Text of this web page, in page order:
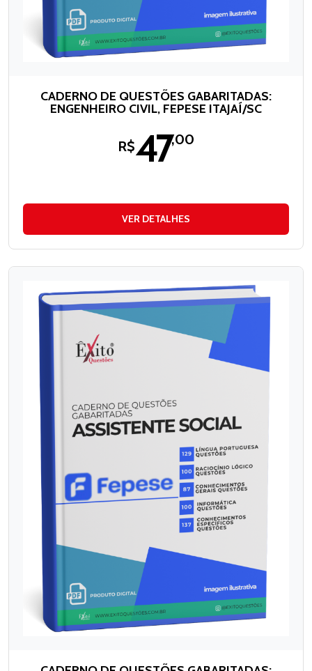
CADERNO DE QUESTÕES GABARITADAS:
ENGENHEIRO CIVIL, FEPESE ITAJAÍ/SC
R$47,00
VER DETALHES